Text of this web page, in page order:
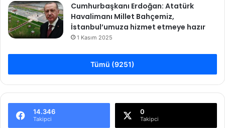
Cumhurbaşkanı Erdoğan: Atatürk
Havalimanı Millet Bahçemiz,
İstanbul’umuza hizmet etmeye hazır
1 Kasım 2025
Tümü (9251)
14.346
Takipci
0
Takipci